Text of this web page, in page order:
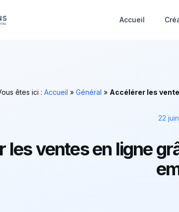
Accueil
êtes ici : Accueil » Général » Accélérer les
22
les ventes en ligne